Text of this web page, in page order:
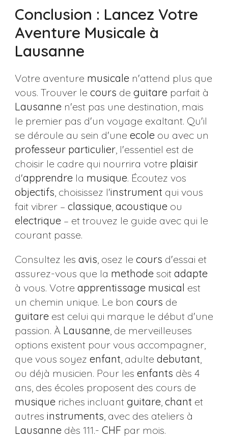
Conclusion : Lancez Votre
Aventure Musicale à
Lausanne
Votre aventure musicalen'attend plus que
vous. Trouver le cours de guitareparfait à
Lausannen'est pas une destination, mais
le premier pas d'un voyage exaltant. Qu'il
se déroule au sein d'une ecoleou avec un
professeur particulier, l'essentiel est de
choisir le cadre qui nourrira votre plaisir
d'apprendrela musique. Écoutez vos
objectifs, choisissez l'instrument qui vous
fait vibrer – classique, acoustiqueou
electrique– et trouvez le guide avec qui le
courant passe.
Consultez les avis, osez le cours d'essai et
assurez-vous que la methodesoit adapte
à vous. Votre apprentissage musical est
un chemin unique. Le bon cours de
guitareest celui qui marque le début d'une
passion. À Lausanne, de merveilleuses
options existent pour vous accompagner,
que vous soyez enfant, adulte debutant,
ou déjà musicien. Pour les enfants dès 4
ans, des écoles proposent des cours de
musiqueriches incluant guitare, chant et
autres instruments, avec des ateliers à
Lausannedès 111.- CHFpar mois.